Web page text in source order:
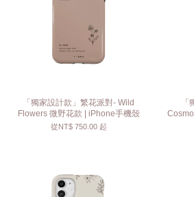
「獨家設計款」繁花派對- Wild
Flowers 微野花款 | iPhone手機殼
從NT$ 750.00 起